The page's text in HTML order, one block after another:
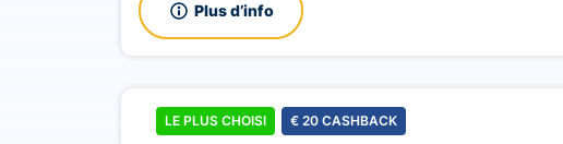
Plus d’info
LE PLUS CHOISI € 20 CASHBACK